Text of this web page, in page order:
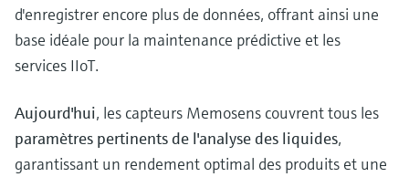
d'enregistrer encore plus de données, offrant ainsi une
base idéale pour la maintenance prédictive et les
services IIoT.
Aujourd'hui, les capteurs Memosens couvrent tous les
paramètres pertinents de l'analyse des liquides,
garantissant un rendement optimal des produits et une